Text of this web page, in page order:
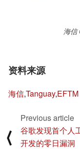
海信
资料来源
海信,Tanguay,EFTM
⟨
Previous article
谷歌发现首个人
开发的零日漏洞